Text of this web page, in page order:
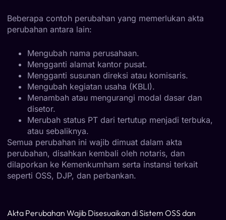
Beberapa contoh perubahan yang memerlukan akta
perubahan antara lain:
Mengubah nama perusahaan.
Mengganti alamat kantor pusat.
Mengganti susunan direksi atau komisaris.
Mengubah kegiatan usaha (KBLI).
Menambah atau mengurangi modal dasar dan
disetor.
Merubah status PT dari tertutup menjadi terbuka,
atau sebaliknya.
Semua perubahan ini wajib dimuat dalam akta
perubahan, disahkan kembali oleh notaris, dan
dilaporkan ke Kemenkumham serta instansi terkait
seperti OSS, DJP, dan perbankan.
Akta Perubahan Wajib Disesuaikan di Sistem OSS dan